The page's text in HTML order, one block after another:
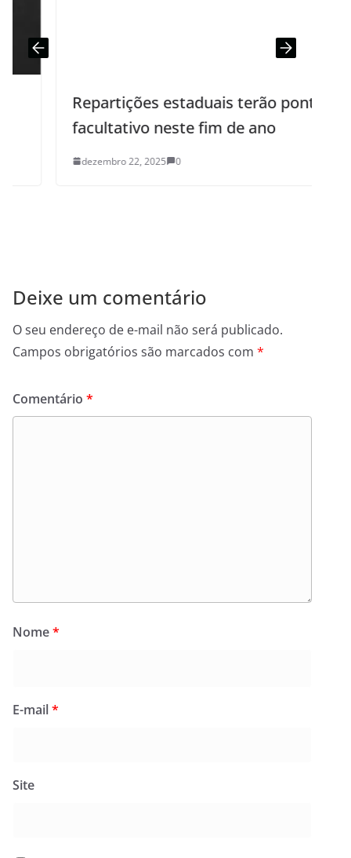
Repartições estaduais terão ponto
facultativo neste fim de ano
dezembro 22, 2025 0
Deixe um comentário
O seu endereço de e-mail não será publicado.
Campos obrigatórios são marcados com *
Comentário *
Nome*
E-mail*
Site